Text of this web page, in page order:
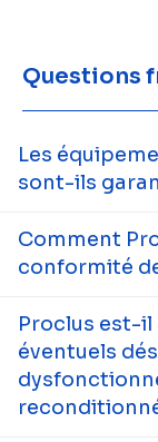
Questions
Les
sont-ils
Comment
conformité
Proclus est-il
éventuels